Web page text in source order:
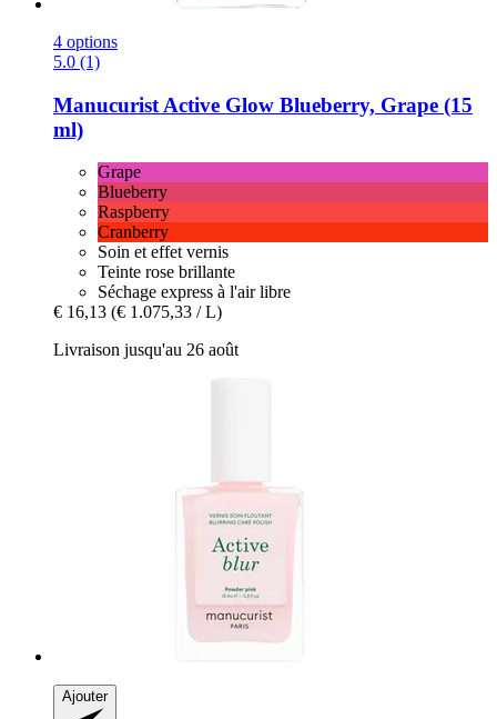
4 options
5.0 (1)
Manucurist Active Glow Blueberry, Grape (15
ml)
Grape
Blueberry
Raspberry
Cranberry
Soin et effet vernis
Teinte rose brillante
Séchage express à l'air libre
€ 16,13 (€ 1.075,33 / L)
Livraison jusqu'au 26 août
Ajouter